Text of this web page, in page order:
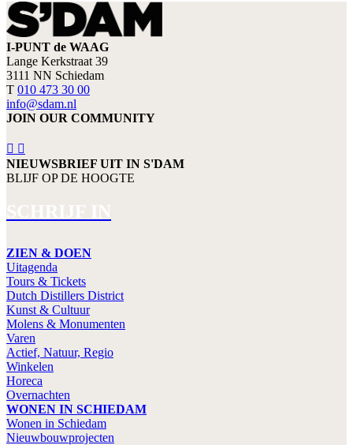
I-PUNT de WAAG
Lange Kerkstraat 39
3111 NN Schiedam
T 010 473 30 00
info@sdam.nl
JOIN OUR COMMUNITY
NIEUWSBRIEF UIT IN S'DAM
BLIJF OP DE HOOGTE
SCHRIJF IN
ZIEN & DOEN
Uitagenda
Tours & Tickets
Dutch Distillers District
Kunst & Cultuur
Molens & Monumenten
Varen
Actief, Natuur, Regio
Winkelen
Horeca
Overnachten
WONEN IN SCHIEDAM
Wonen in Schiedam
Nieuwbouwprojecten